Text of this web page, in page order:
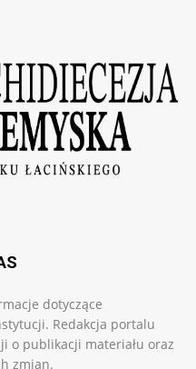
dotyczące
Redakcja portalu
o publikacji materiału oraz
zmian.